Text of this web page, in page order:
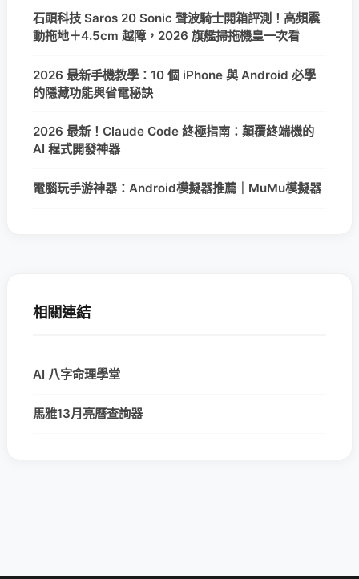
石頭科技 Saros 20 Sonic 聲波騎士開箱評測！高頻震
動拖地＋4.5cm 越障，2026 旗艦掃拖機皇一次看
2026 最新手機教學：10 個 iPhone 與 Android 必學
的隱藏功能與省電秘訣
2026 最新！Claude Code 終極指南：顛覆終端機的
AI 程式開發神器
電腦玩手游神器：Android模擬器推薦｜MuMu模擬器
相關連結
AI 八字命理學堂
馬雅13月亮曆查詢器